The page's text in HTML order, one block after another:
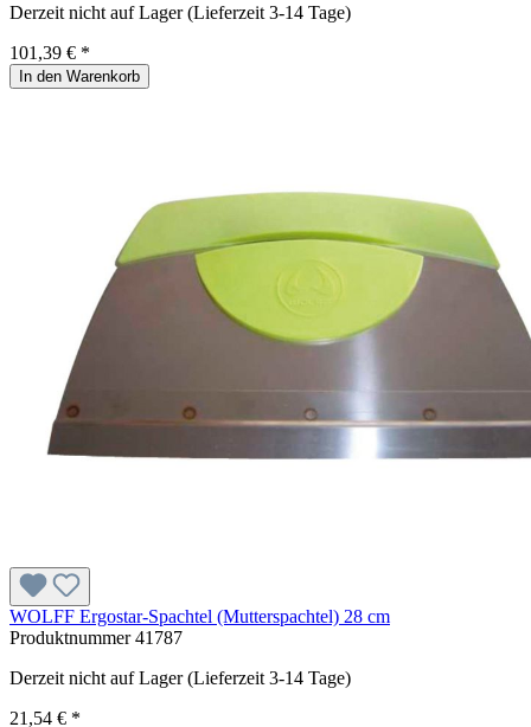
Derzeit nicht auf Lager (Lieferzeit 3-14 Tage)
101,39 € *
In den Warenkorb
WOLFF Ergostar-Spachtel (Mutterspachtel) 28 cm
Produktnummer41787
Derzeit nicht auf Lager (Lieferzeit 3-14 Tage)
21,54 € *